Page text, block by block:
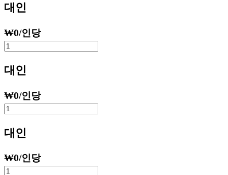
대인
₩0/인당
대인
₩0/인당
대인
₩0/인당